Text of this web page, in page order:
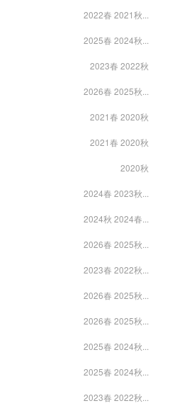
2022春 2021秋...
2025春 2024秋...
2023春 2022秋
2026春 2025秋...
2021春 2020秋
2021春 2020秋
2020秋
2024春 2023秋...
2024秋 2024春...
2026春 2025秋...
2023春 2022秋...
2026春 2025秋...
2026春 2025秋...
2025春 2024秋...
2025春 2024秋...
2023春 2022秋...